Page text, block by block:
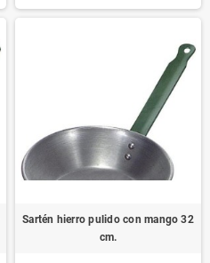
Sartén hierro pulido con mango 32
cm.